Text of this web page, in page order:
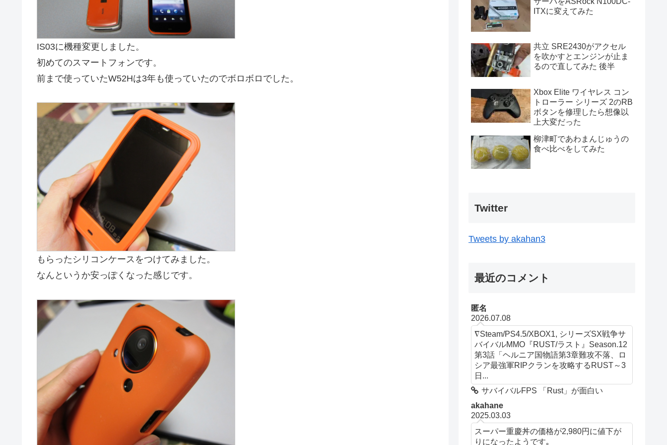
IS03に機種変更しました。
初めてのスマートフォンです。
前まで使っていたW52Hは3年も使っていたのでボロボロでした。
もらったシリコンケースをつけてみました。
なんというか安っぽくなった感じです。
ITXに変えてみた
共立 SRE2430がアクセル
を吹かすとエンジンが止ま
るので直してみた 後半
Xbox Elite ワイヤレス コン
トローラー シリーズ 2のRB
ボタンを修理したら想像以
上大変だった
柳津町であわまんじゅうの
食べ比べをしてみた
Twitter
Tweets by akahan3
最近のコメント
匿名
2026.07.08
∇Steam/PS4.5/XBOX1, シリーズSX戦争サ
バイバルMMO『RUST/ラスト』Season.12
第3話「ヘルニア国物語第3章難攻不落、ロ
シア最強軍RIPクランを攻略するRUST～3
日...
サバイバルFPS 「Rust」が面白い
akahane
2025.03.03
スーパー重慶丼の価格が2,980円に値下が
りになったようです｡